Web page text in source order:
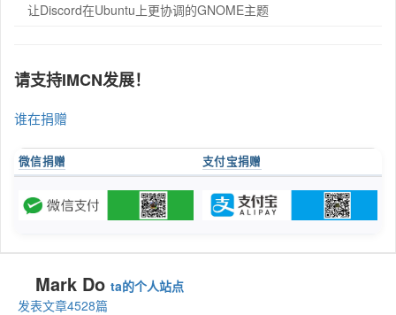
让Discord在Ubuntu上更协调的GNOME主题
请支持IMCN发展！
谁在捐赠
微信捐赠 支付宝捐赠
Mark Do ta的个人站点
发表文章4528篇